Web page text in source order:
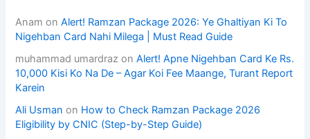
Anam onAlert! Ramzan Package 2026: Ye Ghaltiyan Ki To
Nigehban Card Nahi Milega | Must Read Guide
muhammad umardraz onAlert! Apne Nigehban Card Ke Rs.
10,000 Kisi Ko Na De – Agar Koi Fee Maange, Turant Report
Karein
Ali Usman on How to Check Ramzan Package 2026
Eligibility by CNIC (Step-by-Step Guide)